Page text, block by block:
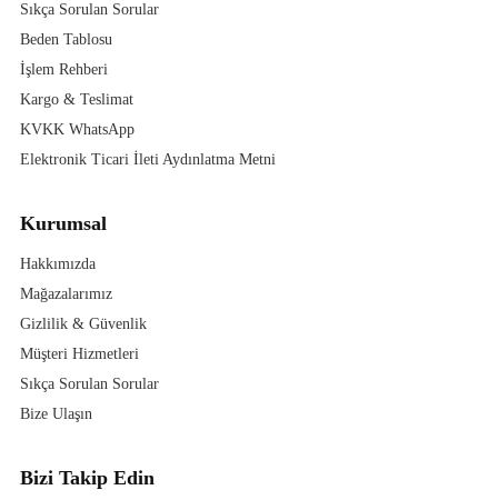
Sıkça Sorulan Sorular
Beden Tablosu
İşlem Rehberi
Kargo & Teslimat
KVKK WhatsApp
Elektronik Ticari İleti Aydınlatma Metni
Kurumsal
Hakkımızda
Mağazalarımız
Gizlilik & Güvenlik
Müşteri Hizmetleri
Sıkça Sorulan Sorular
Bize Ulaşın
Bizi Takip Edin